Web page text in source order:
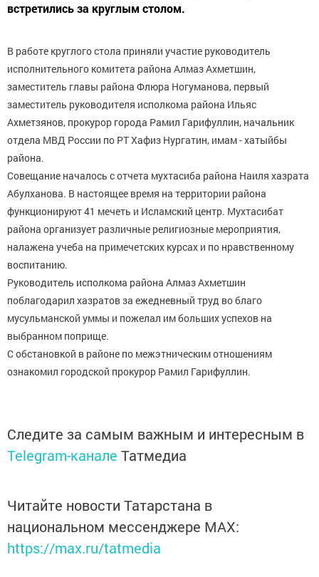
встретились за круглым столом.
В работе круглого стола приняли участие руководитель
исполнительного комитета района Алмаз Ахметшин,
заместитель главы района Флюра Ногуманова, первый
заместитель руководителя исполкома района Ильяс
Ахметзянов, прокурор города Рамил Гарифуллин, начальник
отдела МВД России по РТ Хафиз Нургатин, имам - хатыйбы
района.
Совещание началось с отчета мухтасиба района Наиля хазрата
Абулханова. В настоящее время на территории района
функционируют 41 мечеть и Исламский центр. Мухтасибат
района организует различные религиозные мероприятия,
налажена учеба на примечетских курсах и по нравственному
воспитанию.
Руководитель исполкома района Алмаз Ахметшин
поблагодарил хазратов за ежедневный труд во благо
мусульманской уммы и пожелал им больших успехов на
выбранном поприще.
С обстановкой в районе по межэтническим отношениям
ознакомил городской прокурор Рамил Гарифуллин.
Следите за самым важным и интересным в
Telegram-канале Татмедиа
Читайте новости Татарстана в
национальном мессенджере MАХ:
https://max.ru/tatmedia